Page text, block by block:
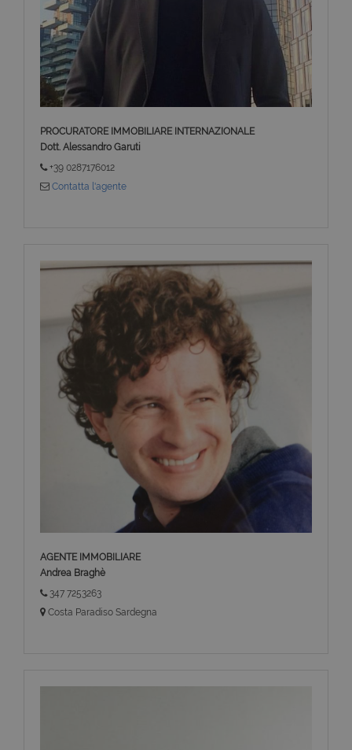
PROCURATORE IMMOBILIARE INTERNAZIONALE
Dott. Alessandro Garuti
+39 0287176012
Contatta l'agente
AGENTE IMMOBILIARE
Andrea Braghè
347 7253263
Costa Paradiso Sardegna